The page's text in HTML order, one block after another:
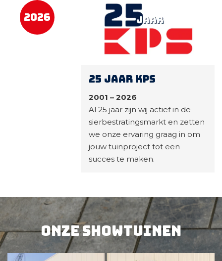
2026
25 jaar KPS
2001 – 2026
Al 25 jaar zijn wij actief in de
sierbestratingsmarkt en zetten
we onze ervaring graag in om
jouw tuinproject tot een
succes te maken.
Onze showtuinen